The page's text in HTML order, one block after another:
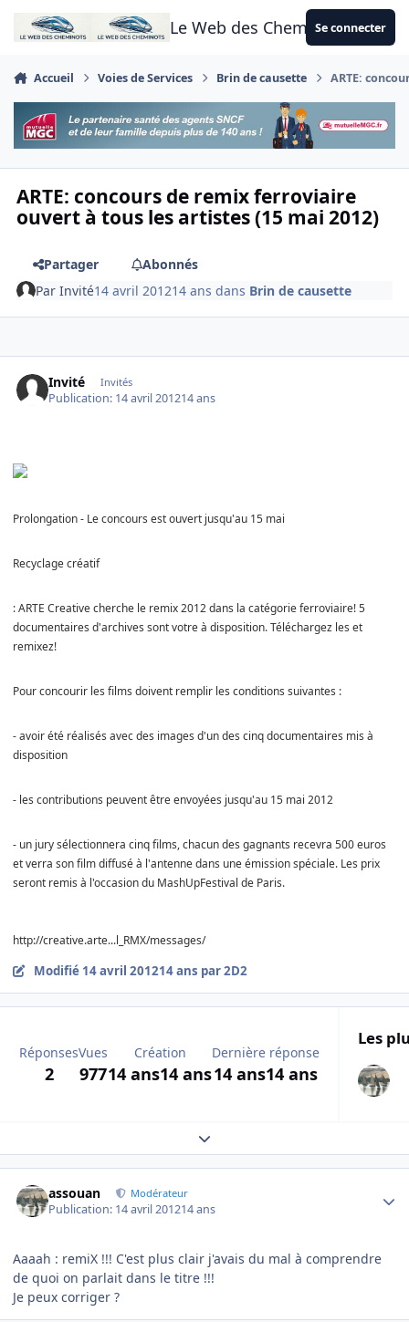
Aller au contenu
Le Web des CheminotsSe connecter
Accueil Voies de Services Brin de causette ARTE:
ARTE: concours de remix ferroviaire
ouvert à tous les artistes (15 mai 2012)
Partager
Abonnés
ParInvité14 avril 201214 ans dans Brin de causette
Invité Invités
Publication: 14 avril 201214 ans
Prolongation - Le concours est ouvert jusqu'au 15 mai
Recyclage créatif
: ARTE Creative cherche le remix 2012 dans la catégorie ferroviaire! 5
documentaires d'archives sont votre à disposition. Téléchargez les et
remixez!
Pour concourir les films doivent remplir les conditions suivantes :
- avoir été réalisés avec des images d'un des cinq documentaires mis à
disposition
- les contributions peuvent être envoyées jusqu'au 15 mai 2012
- un jury sélectionnera cinq films, chacun des gagnants recevra 500 euros
et verra son film diffusé à l'antenne dans une émission spéciale. Les prix
seront remis à l'occasion du MashUpFestival de Paris.
http://creative.arte...l_RMX/messages/
Modifié 14 avril 201214 ans par 2D2
Réponses
2
Vues
977
Création
14 ans14 ans
Dernière réponse
14 ans14 ans
Les
Expand topic overview
assouan Modérateur
Publication: 14 avril 201214 ans
Aaaah : remiX !!! C'est plus clair j'avais du mal à comprendre
de quoi on parlait dans le titre !!!
Je peux corriger ?